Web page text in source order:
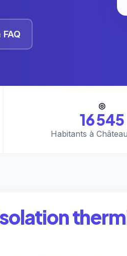
◎
16 545
Habitants à